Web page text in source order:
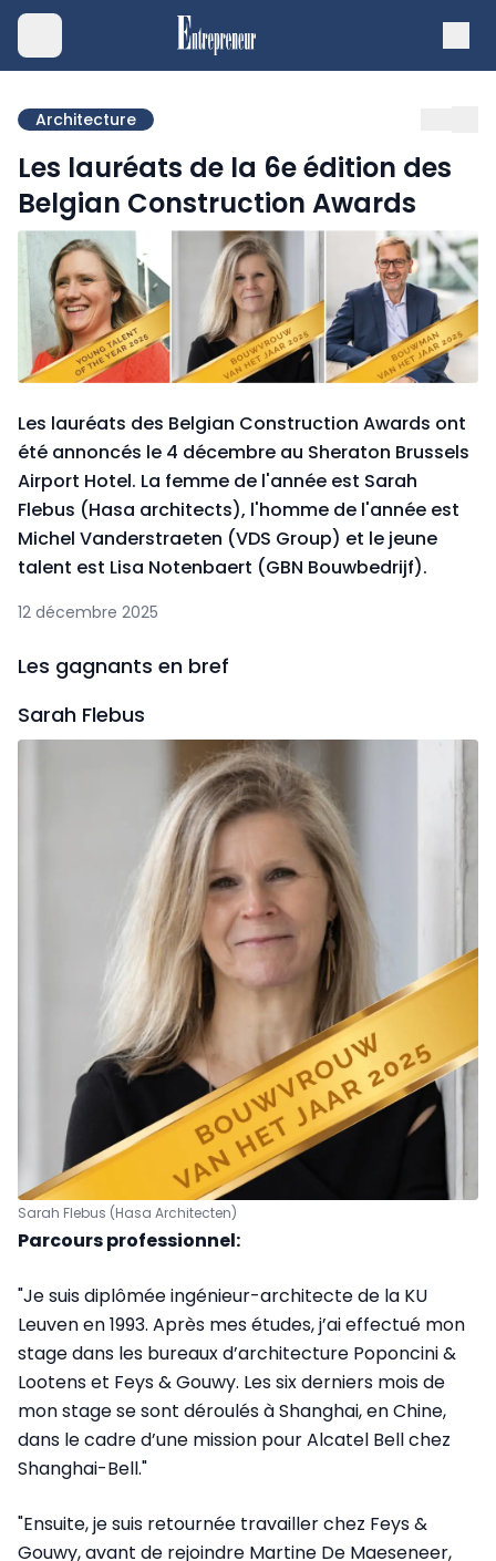
Architecture
Les lauréats de la 6e édition des
Belgian Construction Awards
Les lauréats des Belgian Construction Awards ont
été annoncés le 4 décembre au Sheraton Brussels
Airport Hotel. La femme de l'année est Sarah
Flebus (Hasa architects), l'homme de l'année est
Michel Vanderstraeten (VDS Group) et le jeune
talent est Lisa Notenbaert (GBN Bouwbedrijf).
12 décembre 2025
Les gagnants en bref
Sarah Flebus
Sarah Flebus (Hasa Architecten)
Parcours professionnel:
"Je suis diplômée ingénieur-architecte de la KU
Leuven en 1993. Après mes études, j’ai effectué mon
stage dans les bureaux d’architecture Poponcini &
Lootens et Feys & Gouwy. Les six derniers mois de
mon stage se sont déroulés à Shanghai, en Chine,
dans le cadre d’une mission pour Alcatel Bell chez
Shanghai-Bell."
"Ensuite, je suis retournée travailler chez Feys &
Gouwy, avant de rejoindre Martine De Maeseneer,